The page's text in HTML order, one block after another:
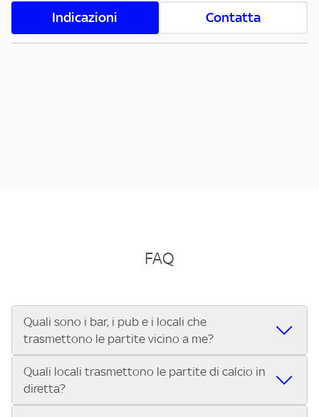
Indicazioni Contatta
FAQ
Quali sono i bar, i pub e i locali che
trasmettono le partite vicino a me?
Se cerchi un bar, pub, ristorante o locale vicino a te per
vedere le partite di Serie A ENILIVE, la Serie C Sky Wifi, la
UEFA Champions League, la UEFA Europa League, la UEFA
Quali locali trasmettono le partite di calcio in
diretta?